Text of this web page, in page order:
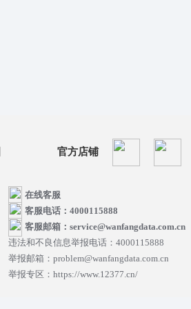
官方店铺
在线客服
客服电话：4000115888
客服邮箱：service@wanfangdata.com.cn
违法和不良信息举报电话：4000115888
举报邮箱：problem@wanfangdata.com.cn
举报专区：https://www.12377.cn/